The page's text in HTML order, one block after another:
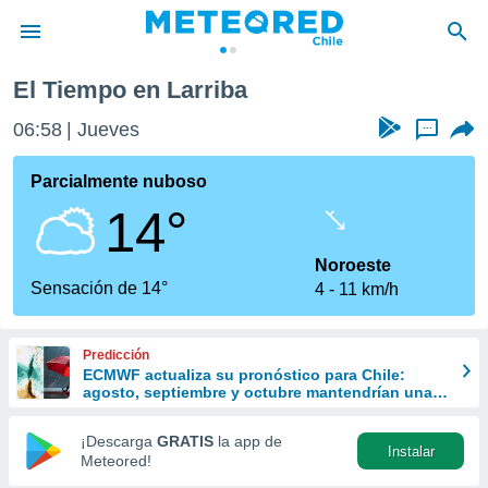
de
por
se
calidad.
a este
las
y
forma
digital
basada
El Tiempo en Larriba
06:58 Jueves ...
Parcialmente nuboso
14°
Sensación de 14°
Noroeste
4
11 km/h
Predicción
ECMWF actualiza su pronóstico para Chile:
agosto, septiembre y octubre mantendrían una
¡Descarga GRATIS la app de
Meteored!
Instalar